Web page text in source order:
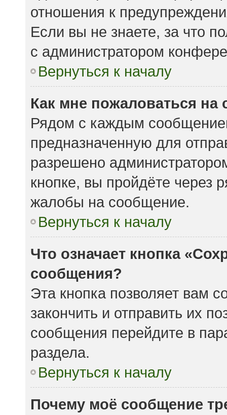
отношения к
Если вы не знаете, за что
с администратором
Вернуться к началу
Как мне пожаловаться
Рядом с каждым
предназначенную для
разрешено
кнопке, вы пройдёте через
жалобы на сообщение.
Вернуться к началу
Что означает кнопка
сообщения?
Эта кнопка позволяет вам
закончить и отправить их
сообщения перейдите в
раздела.
Вернуться к началу
Почему моё сообщение